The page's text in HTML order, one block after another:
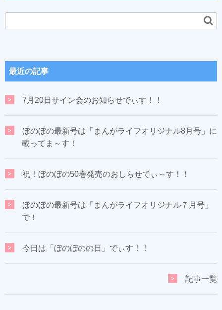
最近の記事
7月20日サイン会のお知らせでぃす！！
ぼのぼの最新号は「まんがライフオリジナル8月号」に
載ってま～す！
祝！ぼのぼの50巻発売のおしらせでぃ～す！！
ぼのぼの最新号は「まんがライフオリジナル７月号」
で！
今日は「ぼのぼのの日」でぃす！！
記事一覧